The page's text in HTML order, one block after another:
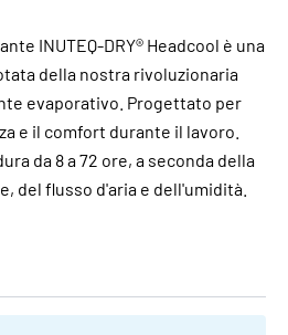
INUTEQ-DRY® Headcool è una
della nostra rivoluzionaria
evaporativo. Progettato per
e il comfort durante il lavoro.
da 8 a 72 ore, a seconda della
del flusso d'aria e dell'umidità.